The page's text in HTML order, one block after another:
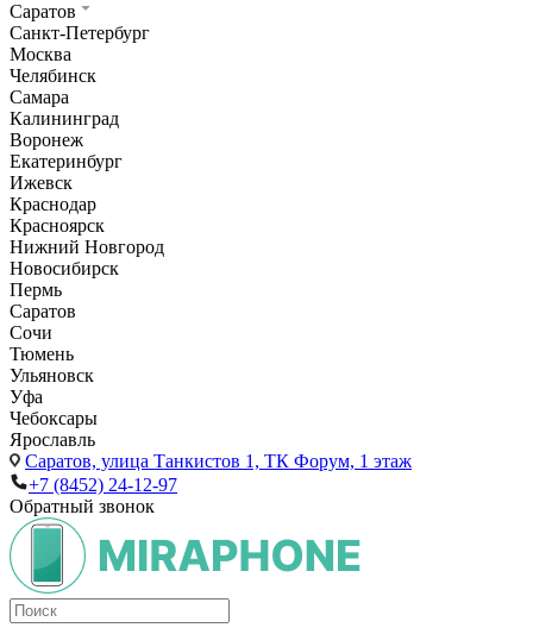
Саратов
Санкт-Петербург
Москва
Челябинск
Самара
Калининград
Воронеж
Екатеринбург
Ижевск
Краснодар
Красноярск
Нижний Новгород
Новосибирск
Пермь
Саратов
Сочи
Тюмень
Ульяновск
Уфа
Чебоксары
Ярославль
Саратов, улица Танкистов 1, ТК Форум, 1 этаж
+7 (8452) 24-12-97
Обратный звонок